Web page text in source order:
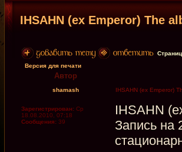
IHSAHN (ex Emperor) The
Версия для печати
Автор
shamash IHSAHN (ex Emperor)
Зарегистрирован: Ср
18.08.2010, 07:18
Сообщения: 39
IHSAHN
Запись на